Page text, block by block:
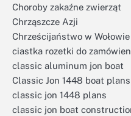
Choroby zakaźne zwierząt
Chrząszcze Azji
Chrześcijaństwo w Wołowie
ciastka rozetki do
classic aluminum jon boat
Classic Jon 1448 boat plans
classic jon 1448 plans
classic jon boat